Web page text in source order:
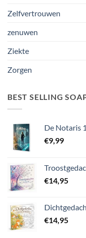
Zelfvertrouwen
zenuwen
Ziekte
Zorgen
BEST SELLING
De Notaris
€9,99
€14,95
€14,95